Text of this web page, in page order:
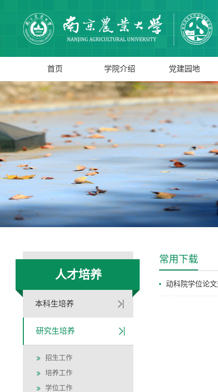
首页 学院介绍 党建园地
人才培养
本科生培养
研究生培养
招生工作
培养工作
学位工作
常用下载
动科院学位论